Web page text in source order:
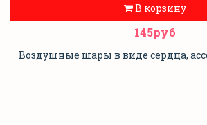
В корзину
145руб
Воздушные шары в виде сердца,